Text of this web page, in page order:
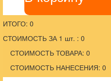
ИТОГО: 0
СТОИМОСТЬ ЗА 1 шт. : 0
СТОИМОСТЬ ТОВАРА: 0
СТОИМОСТЬ НАНЕСЕНИЯ: 0